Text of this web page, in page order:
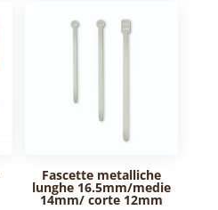
Fascette metalliche
lunghe 16.5mm/medie
14mm/ corte 12mm